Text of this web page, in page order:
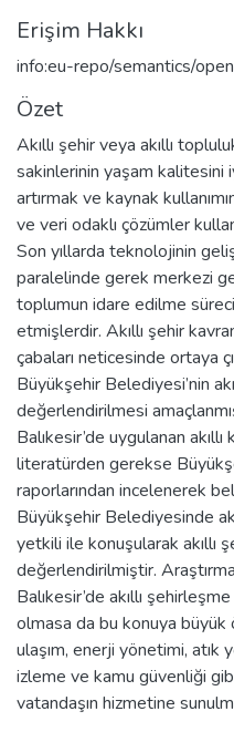
Erişim Hakkı
info:eu-repo/semantics/
Özet
Akıllı şehir veya akıllı
sakinlerinin yaşam
artırmak ve kaynak
ve veri odaklı çözümler
Son yıllarda teknolojinin
paralelinde gerek merkezi
toplumun idare edilme
etmişlerdir. Akıllı şehir
çabaları neticesinde ortaya
Büyükşehir Belediyesi’nin
değerlendirilmesi
Balıkesir’de uygulanan
literatürden gerekse
raporlarından incelenerek
Büyükşehir Belediyesinde
yetkili ile konuşularak akıllı
değerlendirilmiştir.
Balıkesir’de akıllı
olmasa da bu konuya büyük
ulaşım, enerji yönetimi, atık
izleme ve kamu güvenliği
vatandaşın hizmetine